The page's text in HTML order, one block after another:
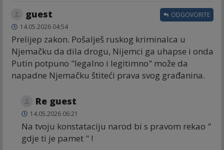
guest
14.05.2026 04:54
Prelijep zakon. Pošalješ ruskog kriminalca u
Njemačku da dila drogu, Nijemci ga uhapse i onda
Putin potpuno "legalno i legitimno" može da
napadne Njemačku štiteći prava svog građanina.
ODGOVORITE
Re guest
14.05.2026 06:21
Na tvoju konstataciju narod bi s pravom rekao "
gdje ti je pamet " !